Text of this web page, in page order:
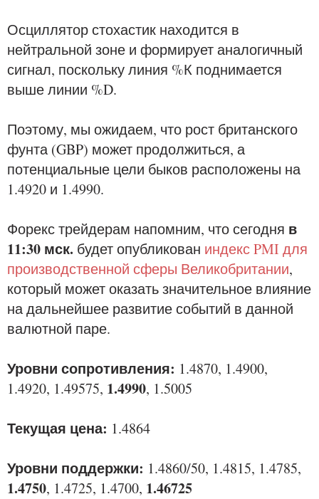
Осциллятор стохастик находится в
нейтральной зоне и формирует аналогичный
сигнал, поскольку линия %К поднимается
выше линии %D.
Поэтому, мы ожидаем, что рост британского
фунта (GBP) может продолжиться, а
потенциальные цели быков расположены на
1.4920 и 1.4990.
Форекс трейдерам напомним, что сегодня в
11:30 мск. будет опубликован индекс PMI для
производственной сферы Великобритании,
который может оказать значительное влияние
на дальнейшее развитие событий в данной
валютной паре.
Уровни сопротивления: 1.4870, 1.4900,
1.4920, 1.49575, 1.4990, 1.5005
Текущая цена: 1.4864
Уровни поддержки: 1.4860/50, 1.4815, 1.4785,
1.4750, 1.4725, 1.4700, 1.46725